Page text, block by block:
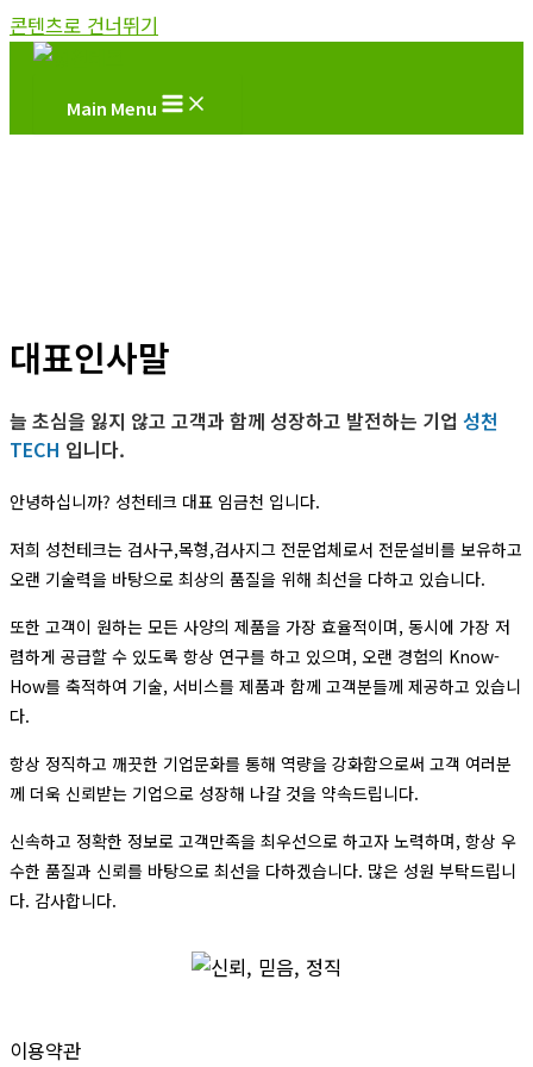
콘텐츠로 건너뛰기
Main Menu
대표인사말
늘 초심을 잃지 않고 고객과 함께 성장하고 발전하는 기업 성천
TECH 입니다.
안녕하십니까? 성천테크 대표 임금천 입니다.
저희 성천테크는 검사구,목형,검사지그 전문업체로서 전문설비를 보유하고
오랜 기술력을 바탕으로 최상의 품질을 위해 최선을 다하고 있습니다.
또한 고객이 원하는 모든 사양의 제품을 가장 효율적이며, 동시에 가장 저
렴하게 공급할 수 있도록 항상 연구를 하고 있으며, 오랜 경험의 Know-
How를 축적하여 기술, 서비스를 제품과 함께 고객분들께 제공하고 있습니
다.
항상 정직하고 깨끗한 기업문화를 통해 역량을 강화함으로써 고객 여러분
께 더욱 신뢰받는 기업으로 성장해 나갈 것을 약속드립니다.
신속하고 정확한 정보로 고객만족을 최우선으로 하고자 노력하며, 항상 우
수한 품질과 신뢰를 바탕으로 최선을 다하겠습니다. 많은 성원 부탁드립니
다. 감사합니다.
이용약관